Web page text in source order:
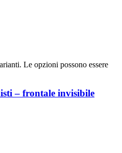
Le opzioni possono essere
– frontale invisibile